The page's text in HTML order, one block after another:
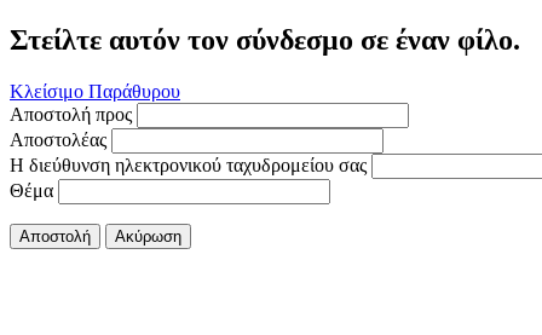
Στείλτε αυτόν τον σύνδεσμο σε έναν φίλο.
Κλείσιμο Παράθυρου
Αποστολή προς
Αποστολέας
Η διεύθυνση ηλεκτρονικού ταχυδρομείου σας
Θέμα
Αποστολή Ακύρωση